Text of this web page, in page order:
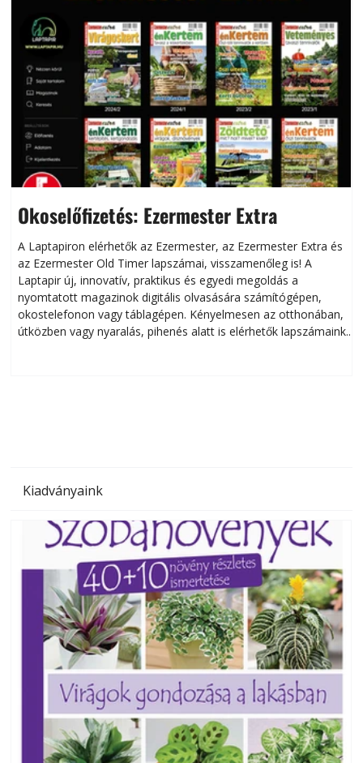
Okoselőfizetés: Ezermester Extra
A Laptapiron elérhetők az Ezermester, az Ezermester Extra és
az Ezermester Old Timer lapszámai, visszamenőleg is! A
Laptapir új, innovatív, praktikus és egyedi megoldás a
nyomtatott magazinok digitális olvasására számítógépen,
okostelefonon vagy táblagépen. Kényelmesen az otthonában,
útközben vagy nyaralás, pihenés alatt is elérhetők lapszámaink.
Kiadványaink